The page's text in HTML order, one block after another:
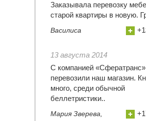
Заказывала перевозку
старой квартиры в новую.
Василиса
13 августа 2014
С компанией «Сфератранс»
перевозили наш магазин.
много, среди обычной
беллетристики..
Мария Зверева,